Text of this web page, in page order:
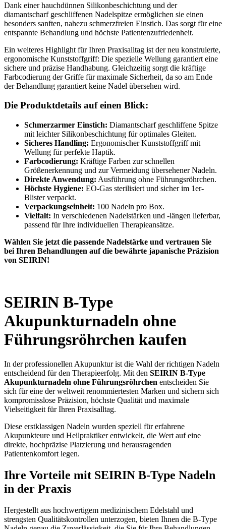
Dank einer hauchdünnen Silikonbeschichtung und der
diamantscharf geschliffenen Nadelspitze ermöglichen sie einen
besonders sanften, nahezu schmerzfreien Einstich. Das sorgt für eine
entspannte Behandlung und höchste Patientenzufriedenheit.
Ein weiteres Highlight für Ihren Praxisalltag ist der neu konstruierte,
ergonomische Kunststoffgriff: Die spezielle Wellung garantiert eine
sichere und präzise Handhabung. Gleichzeitig sorgt die kräftige
Farbcodierung der Griffe für maximale Sicherheit, da so am Ende
der Behandlung garantiert keine Nadel übersehen wird.
Die Produktdetails auf einen Blick:
Schmerzarmer Einstich: Diamantscharf geschliffene Spitze
mit leichter Silikonbeschichtung für optimales Gleiten.
Sicheres Handling: Ergonomischer Kunststoffgriff mit
Wellung für perfekte Haptik.
Farbcodierung: Kräftige Farben zur schnellen
Größenerkennung und zur Vermeidung übersehener Nadeln.
Direkte Anwendung: Ausführung ohne Führungsröhrchen.
Höchste Hygiene: EO-Gas sterilisiert und sicher im 1er-
Blister verpackt.
Verpackungseinheit: 100 Nadeln pro Box.
Vielfalt: In verschiedenen Nadelstärken und -längen lieferbar,
passend für Ihre individuellen Therapieansätze.
Wählen Sie jetzt die passende Nadelstärke und vertrauen Sie
bei Ihren Behandlungen auf die bewährte japanische Präzision
von SEIRIN!
SEIRIN B-Type
Akupunkturnadeln ohne
Führungsröhrchen kaufen
In der professionellen Akupunktur ist die Wahl der richtigen Nadeln
entscheidend für den Therapieerfolg. Mit den SEIRIN B-Type
Akupunkturnadeln ohne Führungsröhrchen entscheiden Sie
sich für eine der weltweit renommiertesten Marken und sichern sich
kompromisslose Präzision, höchste Qualität und maximale
Vielseitigkeit für Ihren Praxisalltag.
Diese erstklassigen Nadeln wurden speziell für erfahrene
Akupunkteure und Heilpraktiker entwickelt, die Wert auf eine
direkte, hochpräzise Platzierung und herausragenden
Patientenkomfort legen.
Ihre Vorteile mit SEIRIN B-Type Nadeln
in der Praxis
Hergestellt aus hochwertigem medizinischem Edelstahl und
strengsten Qualitätskontrollen unterzogen, bieten Ihnen die B-Type